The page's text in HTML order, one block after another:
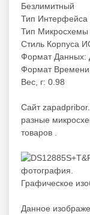
Безлимитный
Тип Интерфейса
Тип Микросхемы
Стиль Корпуса
Формат Данных:
Формат
Вес, г: 0.98
Cайт
разные
товаров .
Графическое
Данное